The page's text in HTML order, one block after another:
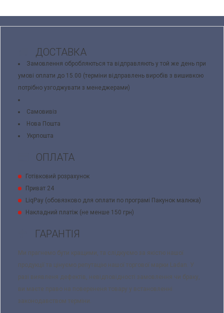
ДОСТАВКА
Замовлення обробляються та відправляють у той же день при
умові оплати до 15.00 (терміни відправлень виробів з вишивкою
потрібно узгоджувати з менеджерами)
Самовивіз
Нова Пошта
Укрпошта
ОПЛАТА
Готівковий розрахунок
Приват 24
LiqPay (обовязково для оплати по програмі Пакунок малюка)
Накладний платіж (не менше 150 грн)
ГАРАНТІЯ
Ми прагнемо бути кращими, та слідкуємо за якістю нашої
продукції та цінуємо репутацію нашої торгової марки Ladan. У
разі виявленя дефектів, невідповідності замовлення чи браку,
ви маєте право на поверененя товару у встановленні
законодавством терміни.